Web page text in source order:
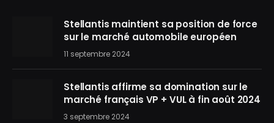
Stellantis maintient sa position de force
sur le marché automobile européen
11 septembre 2024
Stellantis affirme sa domination sur le
marché français VP + VUL à fin août 2024
3 septembre 2024